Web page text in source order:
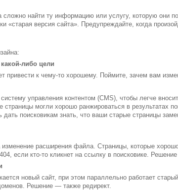
сложно найти ту информацию или услугу, которую они
«старая версия сайта». Предупреждайте, когда
либо цели
привести к чему-то хорошему. Поймите, зачем вам
управления контентом (CMS), чтобы легче
могли хорошо ранжироваться в результатах
поисковикам знать, что ваши старые страницы
расширения файла. Страницы, которые
если кто-то кликнет на ссылку в поисковике.
новый сайт, при этом параллельно работает
Решение — также редирект.